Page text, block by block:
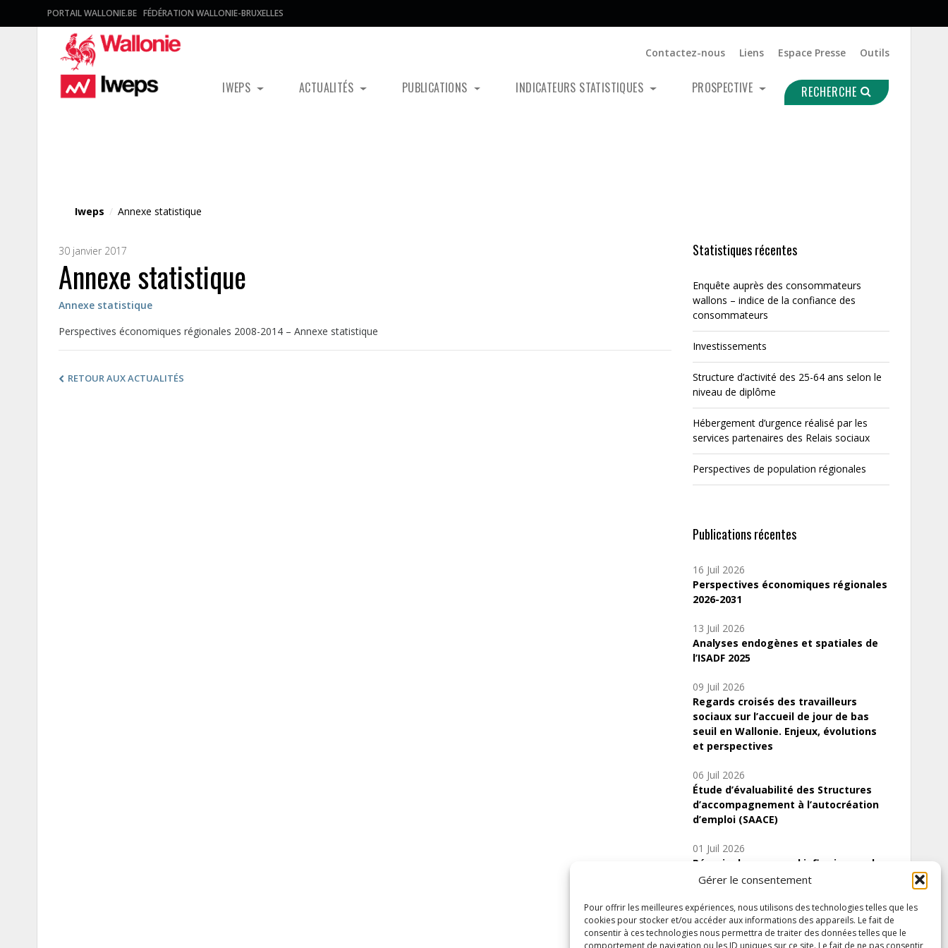
Gérer le consentement
Pour offrir les meilleures expériences, nous utilisons des technologies telles que les
cookies pour stocker et/ou accéder aux informations des appareils. Le fait de
consentir à ces technologies nous permettra de traiter des données telles que le
comportement de navigation ou les ID uniques sur ce site. Le fait de ne pas consentir
PORTAIL WALLONIE.BE FÉDÉRATION WALLONIE-BRUXELLES
Contactez-nous Liens Espace Presse Outils
IWEPS ACTUALITÉS PUBLICATIONS INDICATEURS STATISTIQUES PROSPECTIVE RECHERCHE
Iweps / Annexe statistique
30 janvier 2017
Annexe statistique
Annexe statistique
Perspectives économiques régionales 2008-2014 – Annexe statistique
RETOUR AUX ACTUALITÉS
Statistiques récentes
Enquête auprès des consommateurs
wallons – indice de la confiance des
consommateurs
Investissements
Structure d’activité des 25-64 ans selon le
niveau de diplôme
Hébergement d’urgence réalisé par les
services partenaires des Relais sociaux
Perspectives de population régionales
Publications récentes
16 Juil 2026
Perspectives économiques régionales
2026-2031
13 Juil 2026
Analyses endogènes et spatiales de
l’ISADF 2025
09 Juil 2026
Regards croisés des travailleurs
sociaux sur l’accueil de jour de bas
seuil en Wallonie. Enjeux, évolutions
et perspectives
06 Juil 2026
Étude d’évaluabilité des Structures
d’accompagnement à l’autocréation
d’emploi (SAACE)
01 Juil 2026
Pénurie du personnel infirmier :quels
indicateurs d’offre de soins pour